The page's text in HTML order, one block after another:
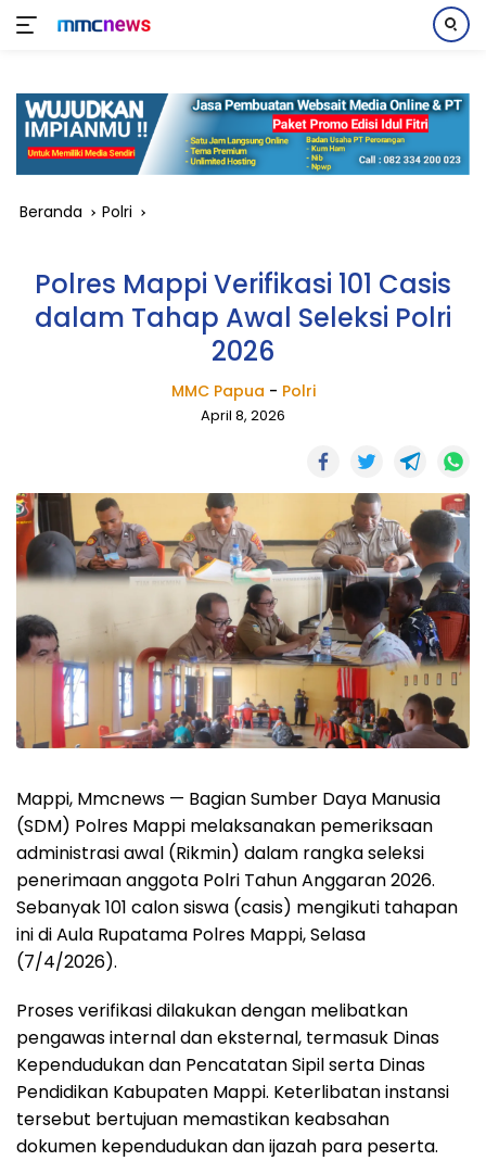
konten
Beranda Polri
Polres Mappi Verifikasi 101 Casis
dalam Tahap Awal Seleksi Polri
2026
MMC Papua - Polri
April 8, 2026
Mappi, Mmcnews — Bagian Sumber Daya Manusia
(SDM) Polres Mappi melaksanakan pemeriksaan
administrasi awal (Rikmin) dalam rangka seleksi
penerimaan anggota Polri Tahun Anggaran 2026.
Sebanyak 101 calon siswa (casis) mengikuti tahapan
ini di Aula Rupatama Polres Mappi, Selasa
(7/4/2026).
Proses verifikasi dilakukan dengan melibatkan
pengawas internal dan eksternal, termasuk Dinas
Kependudukan dan Pencatatan Sipil serta Dinas
Pendidikan Kabupaten Mappi. Keterlibatan instansi
tersebut bertujuan memastikan keabsahan
dokumen kependudukan dan ijazah para peserta.